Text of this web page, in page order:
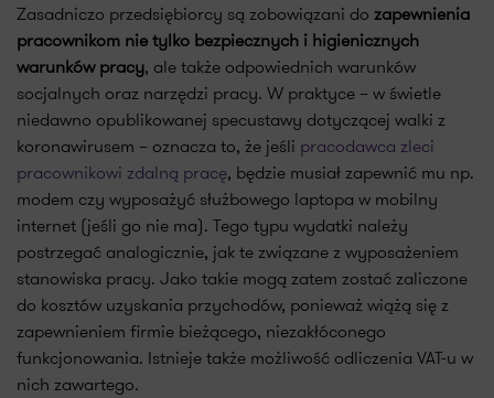
Zasadniczo przedsiębiorcy są zobowiązani do zapewnienia
pracownikom nie tylko bezpiecznych i higienicznych
warunków pracy, ale także odpowiednich warunków
socjalnych oraz narzędzi pracy. W praktyce – w świetle
niedawno opublikowanej specustawy dotyczącej walki z
koronawirusem – oznacza to, że jeśli pracodawca zleci
pracownikowi zdalną pracę, będzie musiał zapewnić mu np.
modem czy wyposażyć służbowego laptopa w mobilny
internet (jeśli go nie ma). Tego typu wydatki należy
postrzegać analogicznie, jak te związane z wyposażeniem
stanowiska pracy. Jako takie mogą zatem zostać zaliczone
do kosztów uzyskania przychodów, ponieważ wiążą się z
zapewnieniem firmie bieżącego, niezakłóconego
funkcjonowania. Istnieje także możliwość odliczenia VAT-u w
nich zawartego.